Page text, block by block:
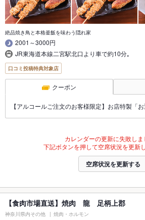
絶品焼き鳥と本格釜飯を味わう隠れ家
2001～3000円
JR東海道本線二宮駅北口より車で約10分｡
口コミ投稿特典対象店
クーポン
【アルコールご注文のお客様限定】お店特製「
カレンダーの更新に失敗しま
下記ボタンを押して空席状況を更新
空席状況を更新する
【食肉市場直送】焼肉 龍 足柄上郡
神奈川県内その他 焼肉・ホルモン